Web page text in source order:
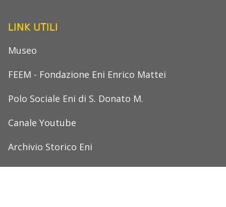
LINK UTILI
Museo
FEEM - Fondazione Eni Enrico Mattei
Polo Sociale Eni di S. Donato M.
Canale Youtube
Archivio Storico Eni